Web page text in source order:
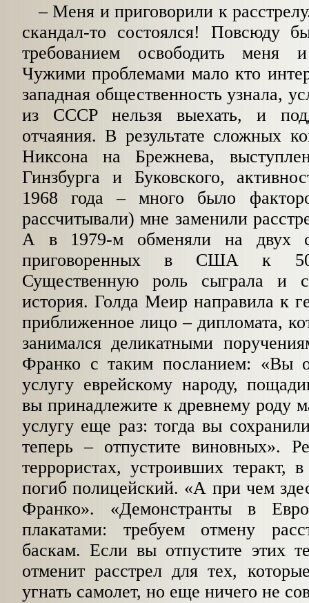
– Меня и приговорили к
скандал-то состоялся! Повсюду
требованием освободить меня
Чужими проблемами мало кто
западная общественность узнала,
из СССР нельзя выехать, и
отчаяния. В результате сложных
Никсона на Брежнева,
Гинзбурга и Буковского,
1968 года – много было
рассчитывали) мне заменили
А в 1979-м обменяли на двух
приговоренных в США к
Существенную роль сыграла и
история. Голда Меир направила к
приближенное лицо – дипломата,
занимался деликатными
Франко с таким посланием: «Вы
услугу еврейскому народу,
вы принадлежите к древнему роду
услугу еще раз: тогда вы
теперь – отпустите виновных».
террористах, устроивших теракт, в
погиб полицейский. «А при чем
Франко». «Демонстранты в
плакатами: требуем отмену
баскам. Если вы отпустите этих
отменит расстрел для тех,
угнать самолет, но еще ничего не